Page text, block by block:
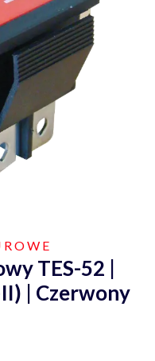
TES-52 |
| Czerwony